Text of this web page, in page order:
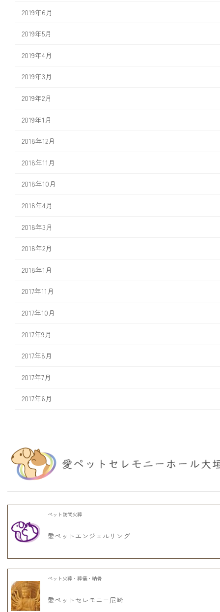
2019年6月
2019年5月
2019年4月
2019年3月
2019年2月
2019年1月
2018年12月
2018年11月
2018年10月
2018年4月
2018年3月
2018年2月
2018年1月
2017年11月
2017年10月
2017年9月
2017年8月
2017年7月
2017年6月
ペット訪問火葬
愛ペットエンジェルリング
ペット火葬・葬儀・納骨
愛ペットセレモニー尼崎